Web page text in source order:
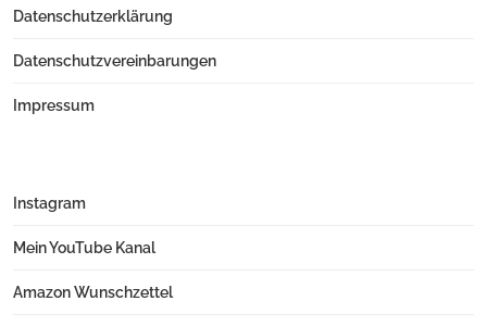
Datenschutzerklärung
Datenschutzvereinbarungen
Impressum
Instagram
Mein YouTube Kanal
Amazon Wunschzettel